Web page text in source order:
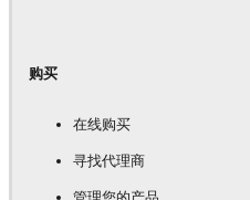
购买
在线购买
寻找代理商